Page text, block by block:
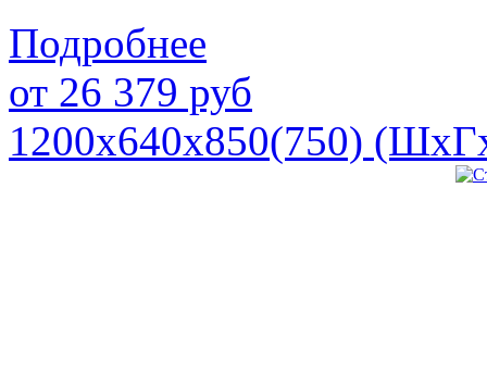
Подробнее
от 26 379 руб
1200х640х850(750)